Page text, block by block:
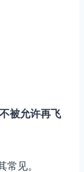
不被允许再飞
见。